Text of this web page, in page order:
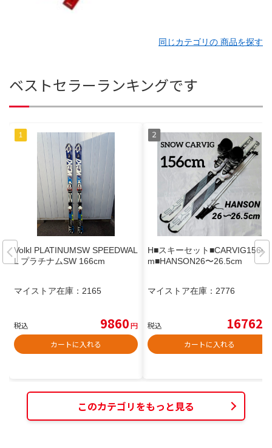
同じカテゴリの 商品を探す
ベストセラーランキングです
Volkl PLATINUMSW SPEEDWAL
L プラチナムSW 166cm
マイストア在庫： 2165
税込 9860円
カートに入れる
H■スキーセット■CARVIG156c
m■HANSON26〜26.5cm
マイストア在庫： 2776
税込 16762
カートに入れる
このカテゴリをもっと見る